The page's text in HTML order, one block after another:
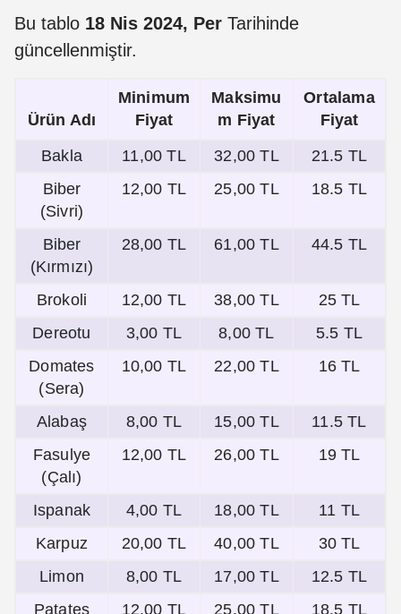
Bu tablo 18 Nis 2024, Per Tarihinde
güncellenmiştir.
Ürün Adı
Minimum
Fiyat
Maksimu
m Fiyat
Ortalama
Fiyat
Bakla
11,00 TL 32,00 TL
21.5 TL
Biber
(Sivri)
12,00 TL 25,00 TL 18.5 TL
Biber
(Kırmızı)
28,00 TL 61,00 TL 44.5 TL
Brokoli 12,00 TL 38,00 TL
25 TL
Dereotu
3,00 TL 8,00 TL
5.5 TL
Domates
(Sera)
10,00 TL 22,00 TL 16 TL
Alabaş 8,00 TL 15,00 TL
11.5 TL
Fasulye
(Çalı)
12,00 TL 26,00 TL 19 TL
Ispanak 4,00 TL 18,00 TL
11 TL
Karpuz
20,00 TL 40,00 TL
30 TL
Limon
8,00 TL 17,00 TL
12.5 TL
Patates
12,00 TL 25,00 TL 18.5 TL